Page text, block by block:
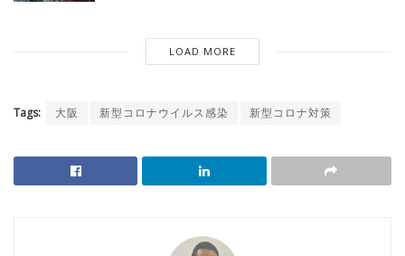
LOAD MORE
Tags: 大阪 新型コロナウイルス感染 新型コロナ対策